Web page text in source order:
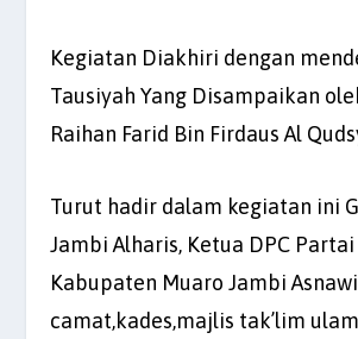
Kegiatan Diakhiri dengan
Tausiyah Yang Disampaikan
Raihan Farid Bin Firdaus Al
Turut hadir dalam kegiatan ini
Jambi Alharis, Ketua DPC
Kabupaten Muaro Jambi
camat,kades,majlis tak’lim